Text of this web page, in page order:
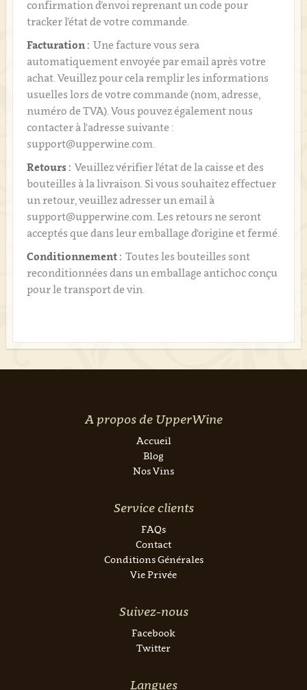
confirmation d’envoi reprenant un code pour
tracker l’état de votre commande.
Facturation : Une facture vous sera
automatiquement envoyée par email après votre
achat. Veuillez pour cela remplir les informations
usuelles lors de votre commande (nom, adresse,
numéro de TVA). Vous pouvez également nous
contacter à l'adresse suivante :
support@upperwine.com.
Retours : Veuillez vérifier l'état de la caisse et des
bouteilles à la livraison. Si vous souhaitez effectuer
un retour, veuillez adresser un email à
support@upperwine.com. Les retours ne seront
acceptés que dans leur emballage d'origine et fermé.
Conditionnement : Toutes les bouteilles sont
reconditionnées dans un emballage antichoc conçu
pour le transport de vin.
A propos de UpperWine
Accueil
Blog
Nos Vins
Service clients
FAQs
Contact
Conditions Générales
Vie Privée
Suivez-nous
Facebook
Twitter
Langues